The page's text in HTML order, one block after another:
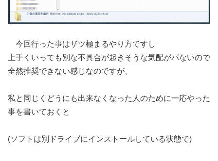
今回行った事はザツ極まるやり方ですし
上手くいっても別な不具合が起きそうな気配がパないので
全然推奨できない感じなのですが、
私と同じくどうにも出来なくなった人のために一応やった
事を書いておくと
(ソフトは別ドライブにインストールしている状態で)